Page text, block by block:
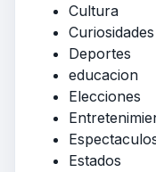
Cultura
Curiosidades
Deportes
educacion
Elecciones
Estados